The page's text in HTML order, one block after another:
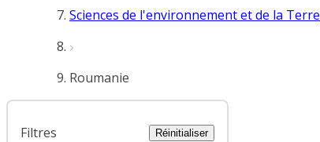
Sciences de l'environnement et de la Terre
Roumanie
Filtres Réinitialiser